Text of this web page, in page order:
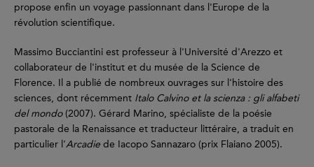
propose enfin un voyage passionnant dans l'Europe de la
révolution scientifique.
Massimo Bucciantini est professeur à l'Université d'Arezzo et
collaborateur de l'institut et du musée de la Science de
Florence. Il a publié de nombreux ouvrages sur l'histoire des
sciences, dont récemment Italo Calvino et la scienza : gli alfabeti
del mondo(2007). Gérard Marino, spécialiste de la poésie
pastorale de la Renaissance et traducteur littéraire, a traduit en
particulier l'Arcadie de Iacopo Sannazaro (prix Flaiano 2005).